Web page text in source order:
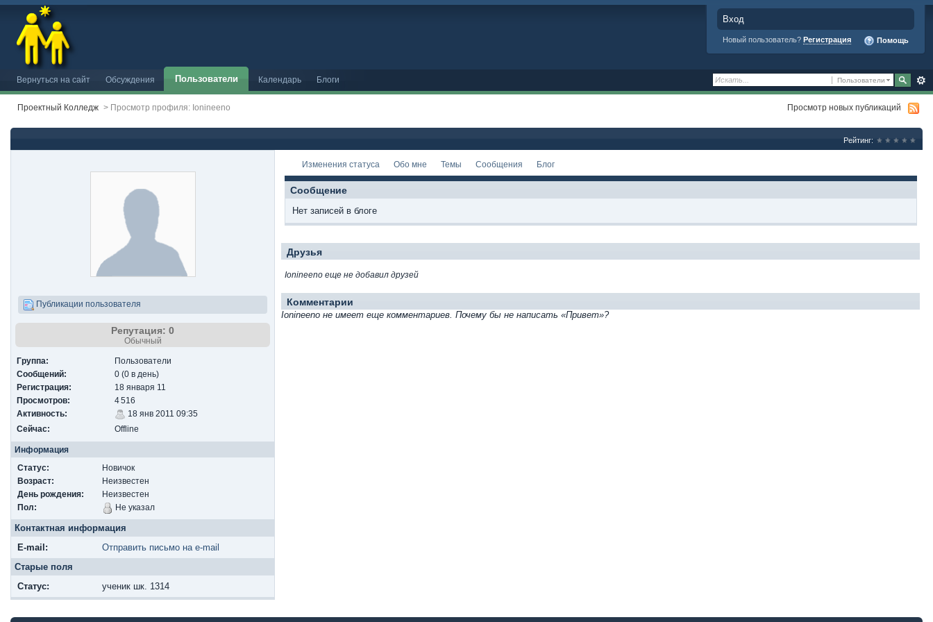
Вход
Новый пользователь? Регистрация Помощь
Пользователи
Вернуться на сайт Обсуждения Пользователи Календарь Блоги
Проектный Колледж > Просмотр профиля: Ionineeno Просмотр новых публикаций
Рейтинг:
Публикации пользователя
Репутация: 0
Обычный
Группа:
Пользователи
Сообщений:
0 (0 в день)
Регистрация:
18 января 11
Просмотров:
4 516
Активность:
18 янв 2011 09:35
Сейчас:
Offline
Информация
Статус:
Новичок
Возраст:
Неизвестен
День рождения:
Неизвестен
Пол:
Не указал
Контактная информация
E-mail:
Отправить письмо на e-mail
Старые поля
Cтатус:
ученик шк. 1314
Изменения статуса Обо мне Темы Сообщения Блог
Сообщение
Нет записей в блоге
Друзья
Ionineeno еще не добавил друзей
Комментарии
Ionineeno не имеет еще комментариев. Почему бы не написать «Привет»?